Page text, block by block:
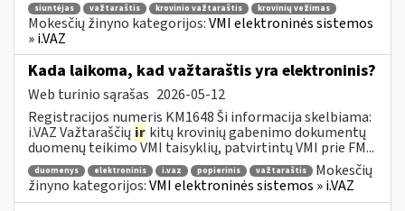
siuntėjas
važtaraštis krovinio važtaraštis krovinių vežimas
Mokesčių žinyno kategorijos:VMI elektroninės sistemos
» i.VAZ
Kada laikoma, kad važtaraštis yra elektroninis?
Web turinio sąrašas 2026-05-12
Registracijos numeris KM1648 Ši informacija skelbiama:
i.VAZ Važtaraščių ir kitų krovinių gabenimo dokumentų
duomenų teikimo VMI taisyklių, patvirtintų VMI prie FM...
duomenys elektroninis i.vaz popierinis važtaraštis
Mokesčių
žinyno kategorijos:VMI elektroninės sistemos » i.VAZ